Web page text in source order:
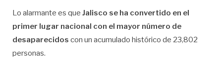
Lo alarmante es que Jalisco se ha convertido en el
primer lugar nacional con el mayor número de
desaparecidos con un acumulado histórico de 23,802
personas.